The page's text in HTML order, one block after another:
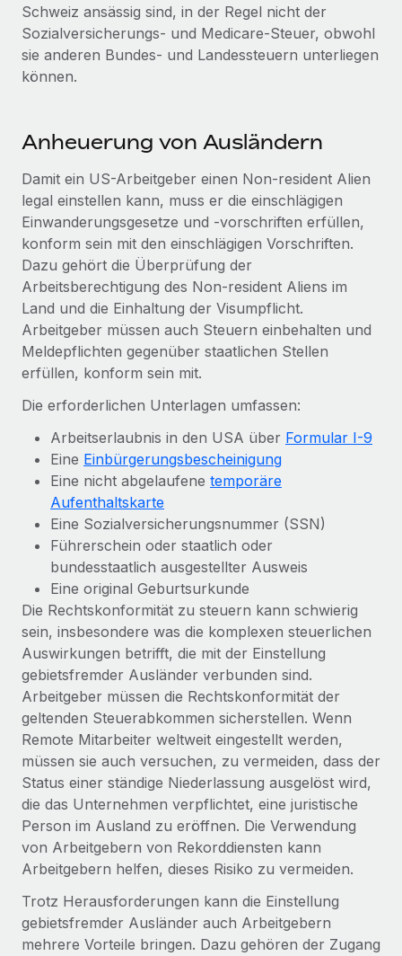
Schweiz ansässig sind, in der Regel nicht der
Sozialversicherungs- und Medicare-Steuer, obwohl
sie anderen Bundes- und Landessteuern unterliegen
können.
Anheuerung von Ausländern
Damit ein US-Arbeitgeber einen Non-resident Alien
legal einstellen kann, muss er die einschlägigen
Einwanderungsgesetze und -vorschriften erfüllen,
konform sein mit den einschlägigen Vorschriften.
Dazu gehört die Überprüfung der
Arbeitsberechtigung des Non-resident Aliens im
Land und die Einhaltung der Visumpflicht.
Arbeitgeber müssen auch Steuern einbehalten und
Meldepflichten gegenüber staatlichen Stellen
erfüllen, konform sein mit.
Die erforderlichen Unterlagen umfassen:
Arbeitserlaubnis in den USA über Formular I-9
Eine Einbürgerungsbescheinigung
Eine nicht abgelaufene temporäre
Aufenthaltskarte
Eine Sozialversicherungsnummer (SSN)
Führerschein oder staatlich oder
bundesstaatlich ausgestellter Ausweis
Eine original Geburtsurkunde
Die Rechtskonformität zu steuern kann schwierig
sein, insbesondere was die komplexen steuerlichen
Auswirkungen betrifft, die mit der Einstellung
gebietsfremder Ausländer verbunden sind.
Arbeitgeber müssen die Rechtskonformität der
geltenden Steuerabkommen sicherstellen. Wenn
Remote Mitarbeiter weltweit eingestellt werden,
müssen sie auch versuchen, zu vermeiden, dass der
Status einer ständige Niederlassung ausgelöst wird,
die das Unternehmen verpflichtet, eine juristische
Person im Ausland zu eröffnen. Die Verwendung
von Arbeitgebern von Rekorddiensten kann
Arbeitgebern helfen, dieses Risiko zu vermeiden.
Trotz Herausforderungen kann die Einstellung
gebietsfremder Ausländer auch Arbeitgebern
mehrere Vorteile bringen. Dazu gehören der Zugang